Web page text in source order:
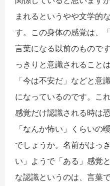
まれるというやや文学的
す。この身体の感覚は、
言葉になる以前のもので
っきりと意識されること
「今は不安だ」などと意
になっているのです。こ
感覚だけ認識される時は
「なんか怖い」くらいの
でしょうか。名前がはっ
い」ようで「ある」感覚
な認識というのは、言葉